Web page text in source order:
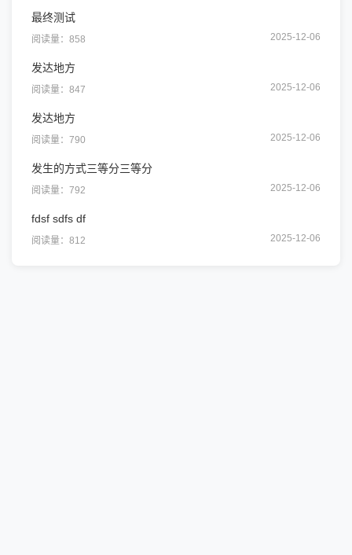
最终测试
阅读量：858 2025-12-06
发达地方
阅读量：847 2025-12-06
发达地方
阅读量：790 2025-12-06
发生的方式三等分三等分
阅读量：792 2025-12-06
fdsf sdfs df
阅读量：812 2025-12-06